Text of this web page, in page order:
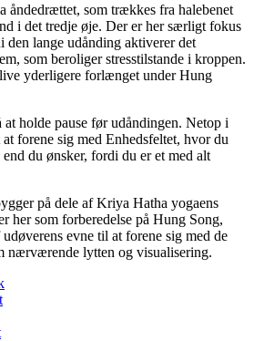
åndedrættet, som trækkes fra halebenet
i det tredje øje. Der er her særligt fokus
den lange udånding aktiverer det
som beroliger stresstilstande i kroppen.
yderligere forlænget under Hung
at holde pause før udåndingen. Netop i
forene sig med Enhedsfeltet, hvor du
du ønsker, fordi du er et med alt
på dele af Kriya Hatha yogaens
her som forberedelse på Hung Song,
evne til at forene sig med de
nærværende lytten og visualisering.